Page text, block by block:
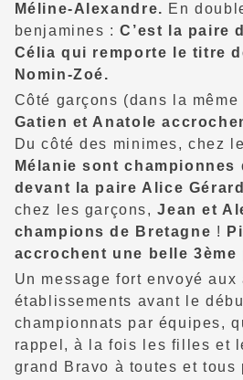
Méline-Alexandre. En
benjamines : C’est la paire
Célia qui remporte le titre
Nomin-Zoé.
Côté garçons (dans la même
Gatien et Anatole
Du côté des minimes, chez
Mélanie sont championnes
devant la paire Alice
chez les garçons,Jean et
champions de Bretagne !
accrochent une belle 3ème
Un message fort envoyé aux
établissements avant le
championnats par équipes,
rappel, à la fois les filles et
grand Bravo à toutes et tous